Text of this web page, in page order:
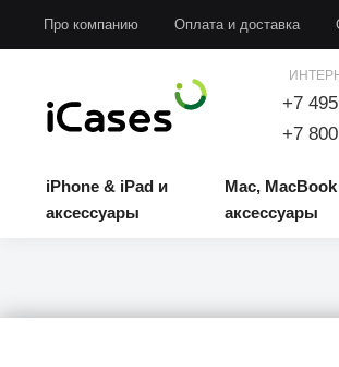
Про компанию Оплата и доставка
+7
+7
iPhone & iPad и
аксессуары
Mac,
аксессуары